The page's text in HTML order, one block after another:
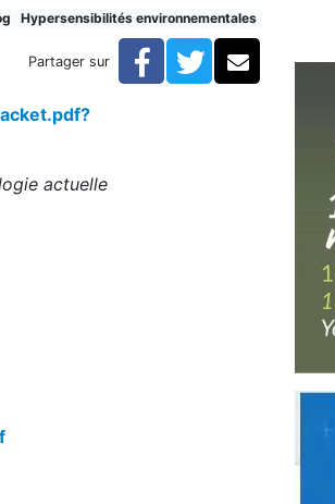
Hypersensibilités environnementales
Partager sur Facebook
TwitterCourriel
actuelle